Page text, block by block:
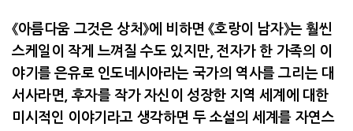
《아름다움 그것은 상처》에 비하면 《호랑이 남자》는 훨씬
스케일이 작게 느껴질 수도 있지만,전자가 한 가족의 이
야기를 은유로 인도네시아라는 국가의 역사를 그리는 대
서사라면
후자를 작가 자신이 성장한 지역 세계에 대한
미시적인 이야기라고 생각하면 두 소설의 세계를 자연스